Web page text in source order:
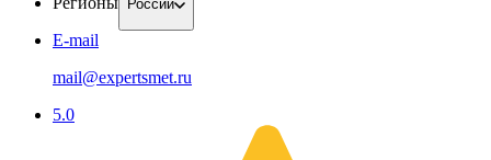
России
E-mail
mail@expertsmet.ru
5.0